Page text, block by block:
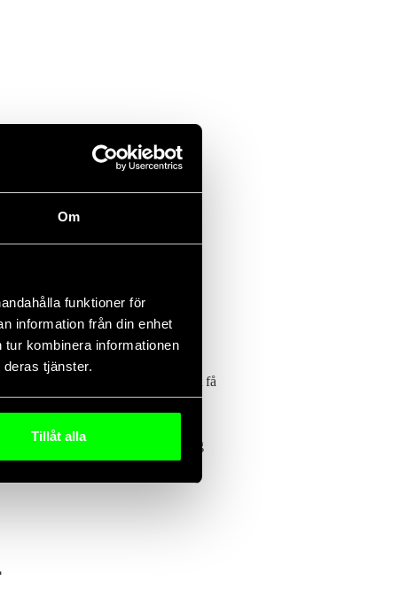
Om
funktioner för
information från din enhet
kombinera informationen
tjänster.
Tillåt alla
steg av försörjnings- och
ITC-lösningar hjälpt våra kunder att få
de hårda krav som ställs på dem.
utefter och på så sätt skapa sig